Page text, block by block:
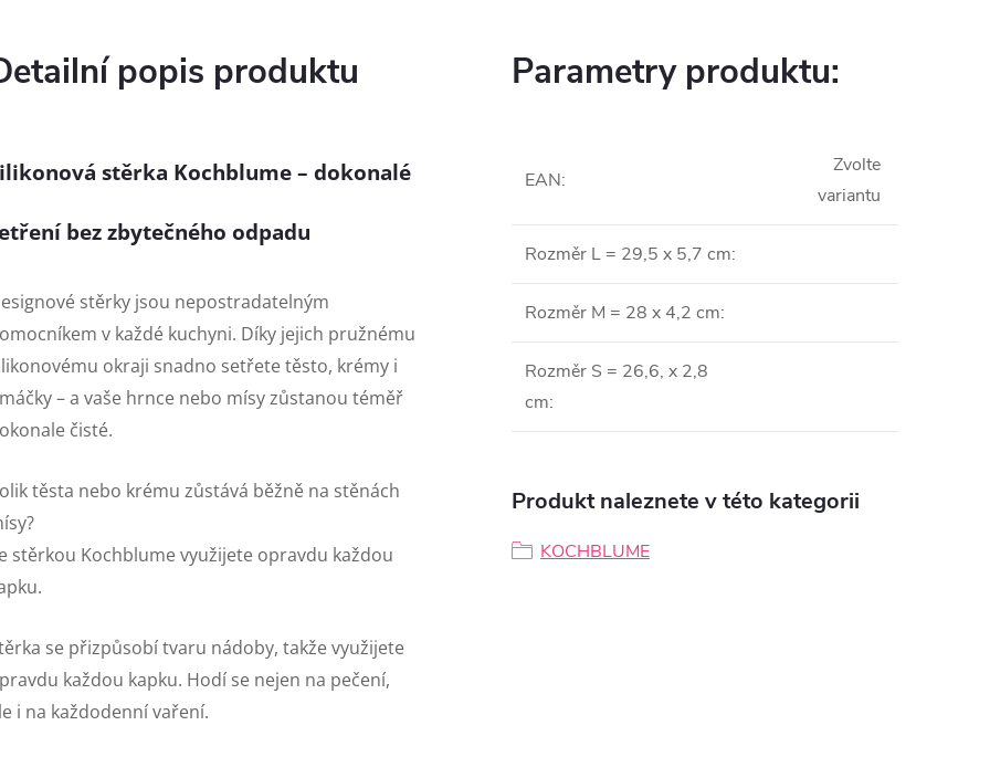
popis produktu
stěrka Kochblume – dokonalé
bez zbytečného odpadu
stěrky jsou nepostradatelným
v každé kuchyni. Díky jejich pružnému
okraji snadno setřete těsto, krémy i
– a vaše hrnce nebo mísy zůstanou téměř
čisté.
těsta nebo krému zůstává běžně na stěnách
stěrkou Kochblume využijete opravdu každou
se přizpůsobí tvaru nádoby, takže využijete
každou kapku. Hodí se nejen na pečení,
i na každodenní vaření.
Parametry produktu:
EAN:
Zvolte
variantu
Rozměr L = 29,5 x 5,7 cm:
Rozměr M = 28 x 4,2 cm:
Rozměr S = 26,6, x 2,8
cm:
Produkt naleznete v této kategorii
KOCHBLUME